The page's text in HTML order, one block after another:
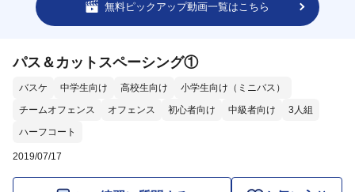
無料ピックアップ動画一覧はこちら
パス＆カットスペーシング①
バスケ 中学生向け 高校生向け
小学生向け（ミニバス）
チームオフェンス
オフェンス 初心者向け 中級者向け
3人組
ハーフコート
2019/07/17